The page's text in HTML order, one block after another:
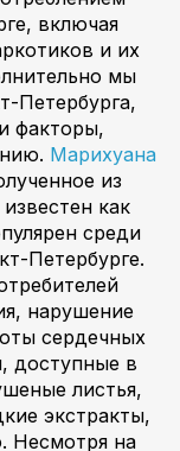
включая
и их
мы
Петербурга,
факторы,
Марихуана
из
как
среди
Петербурге.
нарушение
сердечных
доступные в
листья,
экстракты,
Несмотря на